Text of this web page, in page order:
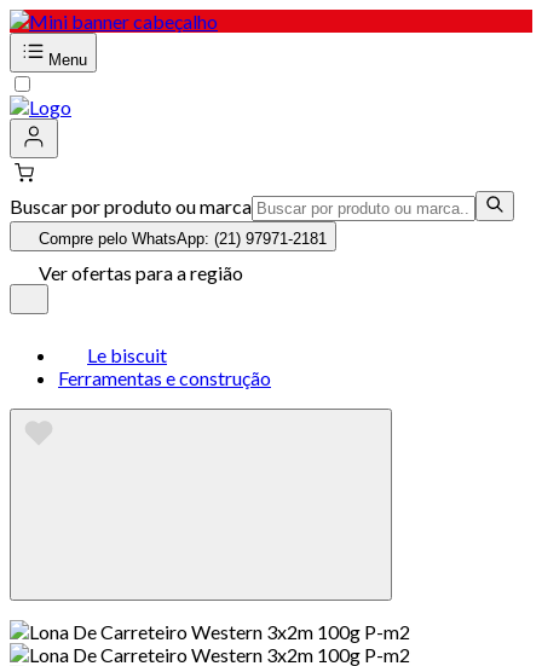
Menu
Buscar por produto ou marca
Compre pelo WhatsApp: (21) 97971-2181
Ver ofertas para a região
Le biscuit
Ferramentas e construção